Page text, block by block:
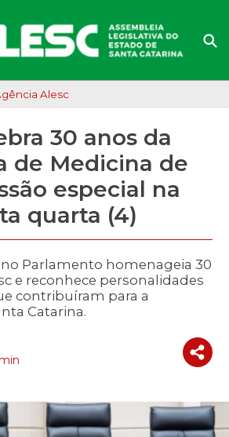
Alesc
30 anos da
de Medicina de
especial na
quarta (4)
no Parlamento homenageia 30
e reconhece personalidades
contribuíram para a
Catarina.